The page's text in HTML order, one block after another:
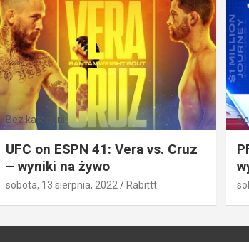
Bez kategorii
UFC on ESPN 41: Vera vs. Cruz
– wyniki na żywo
sobota, 13 sierpnia, 2022 Rabittt